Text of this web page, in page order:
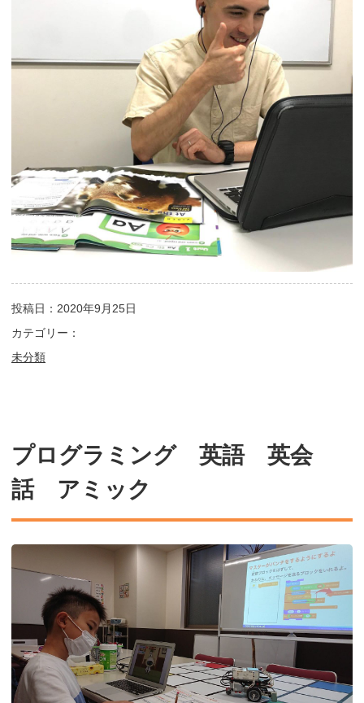
投稿日：2020年9月25日
カテゴリー：
未分類
プログラミング 英語 英会
話 アミック